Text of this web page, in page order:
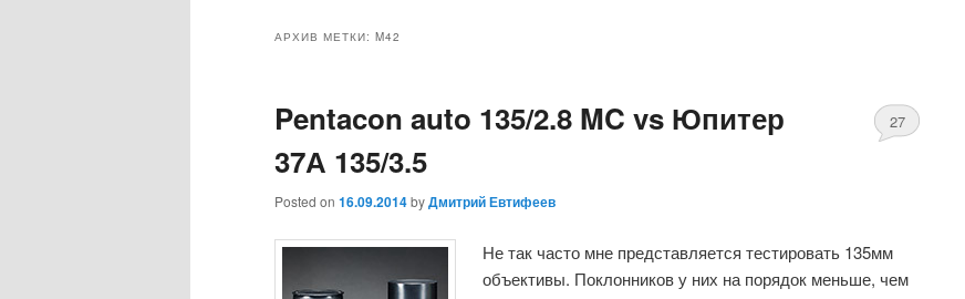
основному
дополнительному
АРХИВ МЕТКИ: M42
Pentacon auto 135/2.8 MC vs Юпитер
37А 135/3.5
Posted on 16.09.2014byДмитрий Евтифеев
27
Не так часто мне представляется тестировать 135мм
объективы. Поклонников у них на порядок меньше, чем